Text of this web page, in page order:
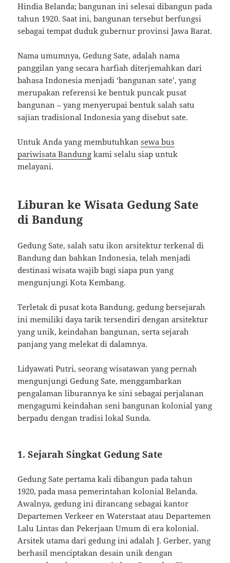
Hindia Belanda; bangunan ini selesai dibangun pada
tahun 1920. Saat ini, bangunan tersebut berfungsi
sebagai tempat duduk gubernur provinsi Jawa Barat.
Nama umumnya, Gedung Sate, adalah nama
panggilan yang secara harfiah diterjemahkan dari
bahasa Indonesia menjadi ‘bangunan sate’, yang
merupakan referensi ke bentuk puncak pusat
bangunan – yang menyerupai bentuk salah satu
sajian tradisional Indonesia yang disebut sate.
Untuk Anda yang membutuhkansewa bus
pariwisata Bandung kami selalu siap untuk
melayani.
Liburan ke Wisata Gedung Sate
di Bandung
Gedung Sate, salah satu ikon arsitektur terkenal di
Bandung dan bahkan Indonesia, telah menjadi
destinasi wisata wajib bagi siapa pun yang
mengunjungi Kota Kembang.
Terletak di pusat kota Bandung, gedung bersejarah
ini memiliki daya tarik tersendiri dengan arsitektur
yang unik, keindahan bangunan, serta sejarah
panjang yang melekat di dalamnya.
Lidyawati Putri, seorang wisatawan yang pernah
mengunjungi Gedung Sate, menggambarkan
pengalaman liburannya ke sini sebagai perjalanan
mengagumi keindahan seni bangunan kolonial yang
berpadu dengan tradisi lokal Sunda.
1. Sejarah Singkat Gedung Sate
Gedung Sate pertama kali dibangun pada tahun
1920, pada masa pemerintahan kolonial Belanda.
Awalnya, gedung ini dirancang sebagai kantor
Departemen Verkeer en Waterstaat atau Departemen
Lalu Lintas dan Pekerjaan Umum di era kolonial.
Arsitek utama dari gedung ini adalah J. Gerber, yang
berhasil menciptakan desain unik dengan